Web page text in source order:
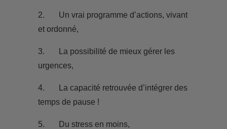
2. Un vrai programme d’actions, vivant
et ordonné,
3. La possibilité de mieux gérer les
urgences,
4. La capacité retrouvée d’intégrer des
temps de pause !
5. Du stress en moins,